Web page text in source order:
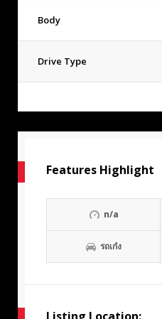
Body
Drive Type
Features Highlight
n/a
รถเก๋ง